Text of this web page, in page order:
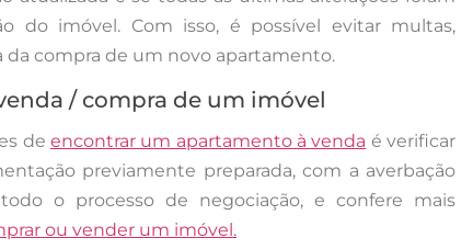
do imóvel. Com isso, é possível evitar multas,
da compra de um novo apartamento.
/ compra de um imóvel
de encontrar um apartamento à venda é verificar
previamente preparada, com a averbação
o processo de negociação, e confere mais
ou vender um imóvel.